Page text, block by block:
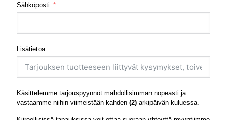
Sähköposti
Lisätietoa
Käsittelemme tarjouspyynnöt mahdollisimman nopeasti ja
vastaamme niihin viimeistään kahden (2) arkipäivän kuluessa.